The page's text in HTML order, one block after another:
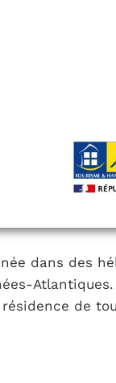
dans des
Atlantiques.
de